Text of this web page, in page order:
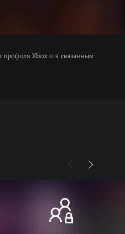
профиля Xbox и к связанным